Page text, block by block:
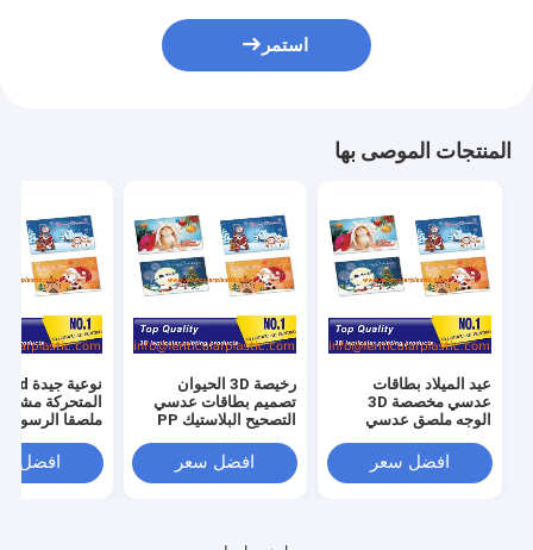
استمر
المنتجات الموصى بها
عيد الميلاد بطاقات
عدسي مخصصة 3D
الوجه ملصق عدسي
PET عدسي طباعة ورقة
افضل سعر
رخيصة 3D الحيوان
تصميم بطاقات عدسي
التصحيح البلاستيك PP
عدسي طباعة ملصق
عدسي للملابس
افضل سعر
المتحركة مشهد
ملصقا الرسوم
الإشاراتافضل